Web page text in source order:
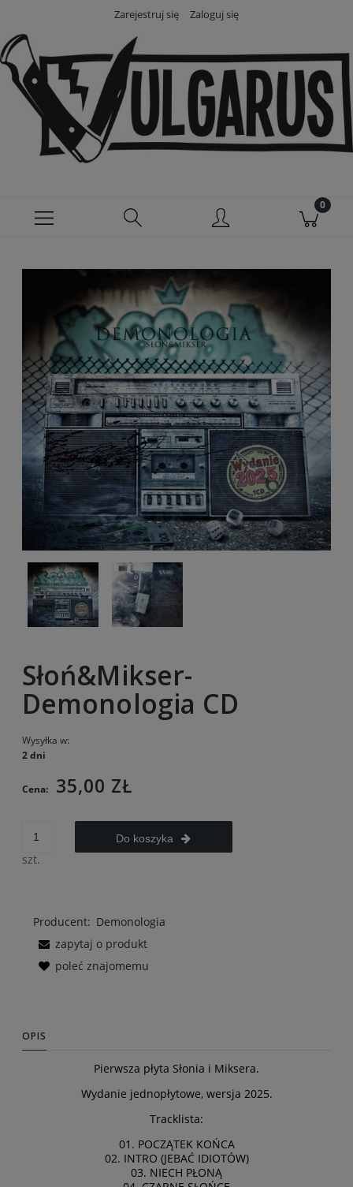
Zarejestruj się Zaloguj się
Słoń&Mikser-
Demonologia CD
Wysyłka w:
2 dni
Cena: 35,00 ZŁ
szt.
Do koszyka
Producent: Demonologia
zapytaj o produkt
poleć znajomemu
OPIS
Pierwsza płyta Słonia i Miksera.
Wydanie jednopłytowe, wersja 2025.
Tracklista:
01. POCZĄTEK KOŃCA
02. INTRO (JEBAĆ IDIOTÓW)
03. NIECH PŁONĄ